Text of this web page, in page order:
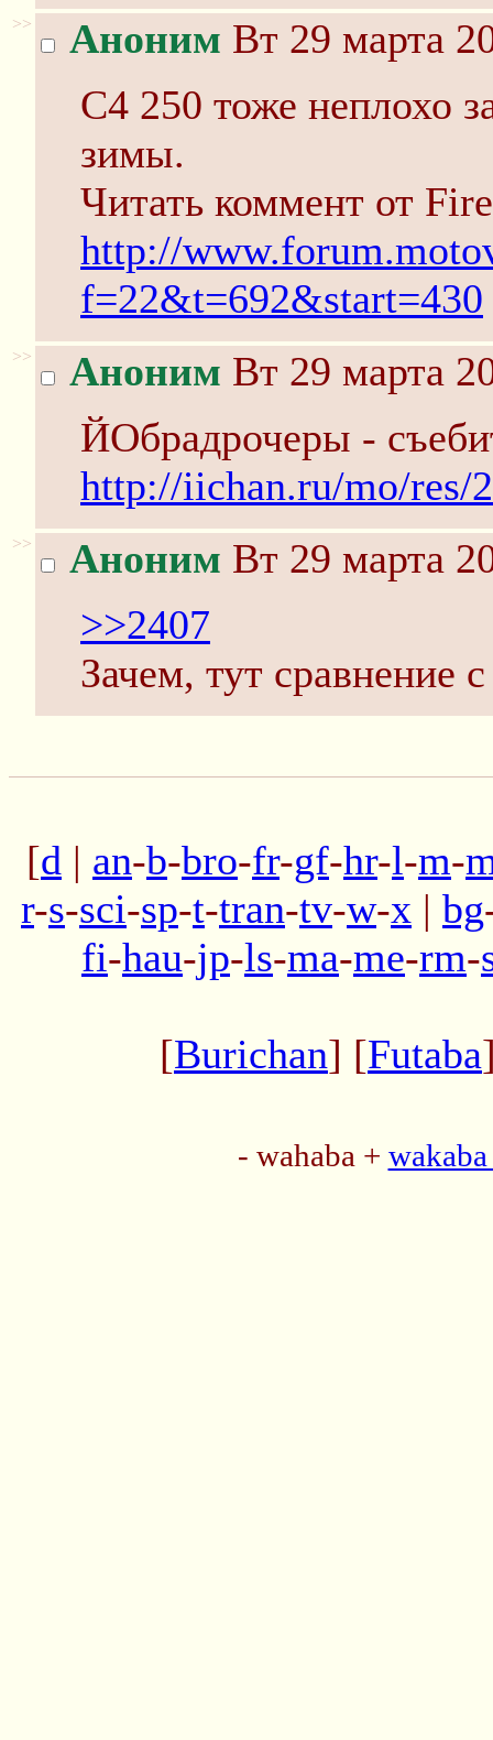
>> Аноним Вт 29 марта
С4 250 тоже неплохо
зимы.
Читать коммент от
http://
f=22&t=692&start=430
>> Аноним Вт 29 марта
ЙОбрадрочеры -
http://iichan.ru/mo/res/
>> Аноним Вт 29 марта
>>2407
Зачем, тут сравнение
[d | an-b-bro-fr-gf-hr-l-m-
r-s-sci-sp-t-tran-tv-w-x | bg
fi-hau-jp-ls-ma-me-rm-
[Burichan] [Futaba
- wahaba +